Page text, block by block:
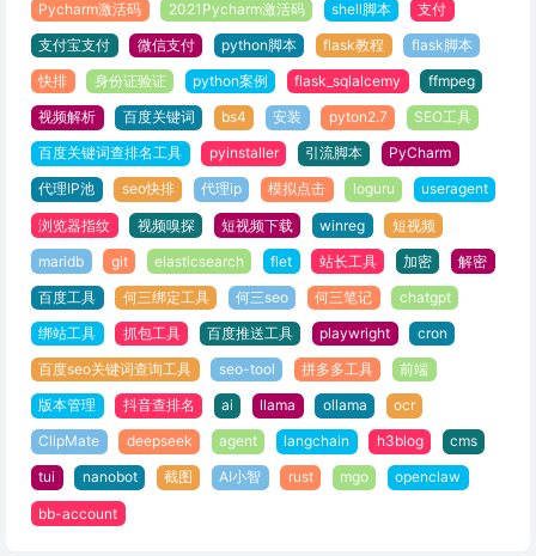
Pycharm激活码 2021Pycharm激活码 shell脚本 支付
支付宝支付 微信支付 python脚本 flask教程 flask脚本
快排 身份证验证 python案例 flask_sqlalcemy ffmpeg
视频解析 百度关键词 bs4 安装 pyton2.7 SEO工具
百度关键词查排名工具 pyinstaller 引流脚本 PyCharm
代理IP池 seo快排 代理ip 模拟点击 loguru useragent
浏览器指纹 视频嗅探 短视频下载 winreg 短视频
maridb git elasticsearch flet 站长工具 加密 解密
百度工具 何三绑定工具 何三seo 何三笔记 chatgpt
绑站工具 抓包工具 百度推送工具 playwright cron
百度seo关键词查询工具 seo-tool 拼多多工具 前端
版本管理 抖音查排名 ai llama ollama ocr
ClipMate deepseek agent langchain h3blog cms
tui nanobot 截图 AI小智 rust mgo openclaw
bb-account